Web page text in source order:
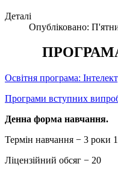
Деталі
Опубліковано:
Освітня програма:
Програми вступних
Денна форма навчання.
Термін навчання − 3 роки
Ліцензійний обсяг − 20